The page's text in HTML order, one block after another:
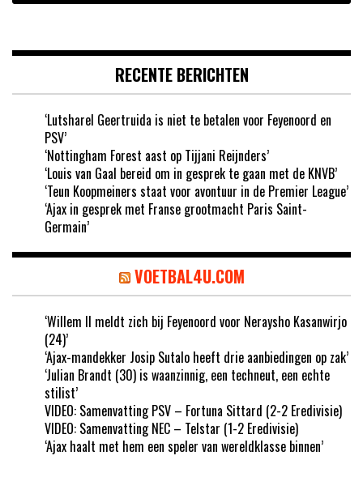
RECENTE BERICHTEN
‘Lutsharel Geertruida is niet te betalen voor Feyenoord en
PSV’
‘Nottingham Forest aast op Tijjani Reijnders’
‘Louis van Gaal bereid om in gesprek te gaan met de KNVB’
‘Teun Koopmeiners staat voor avontuur in de Premier League’
‘Ajax in gesprek met Franse grootmacht Paris Saint-
Germain’
VOETBAL4U.COM
‘Willem II meldt zich bij Feyenoord voor Neraysho Kasanwirjo
(24)’
‘Ajax-mandekker Josip Sutalo heeft drie aanbiedingen op zak’
‘Julian Brandt (30) is waanzinnig, een techneut, een echte
stilist’
VIDEO: Samenvatting PSV – Fortuna Sittard (2-2 Eredivisie)
VIDEO: Samenvatting NEC – Telstar (1-2 Eredivisie)
‘Ajax haalt met hem een speler van wereldklasse binnen’